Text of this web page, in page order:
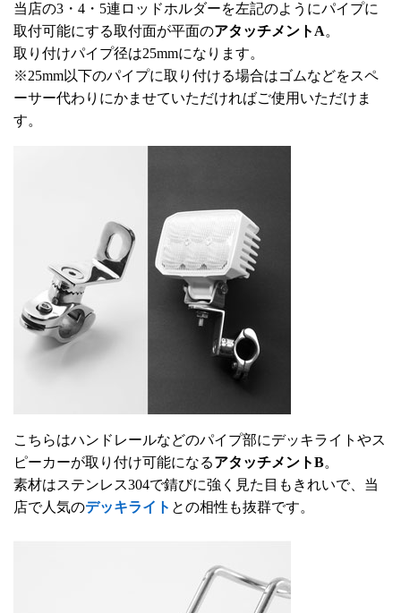
当店の3・4・5連ロッドホルダーを左記のようにパイプに
取付可能にする取付面が平面のアタッチメントA。
取り付けパイプ径は25mmになります。
※25mm以下のパイプに取り付ける場合はゴムなどをスペ
ーサー代わりにかませていただければご使用いただけま
す。
こちらはハンドレールなどのパイプ部にデッキライトやス
ピーカーが取り付け可能になるアタッチメントB。
素材はステンレス304で錆びに強く見た目もきれいで、当
店で人気のデッキライト との相性も抜群です。